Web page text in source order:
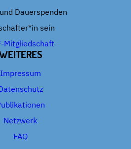
Dauerspenden
sein
Mitgliedschaft
Impressum
Netzwerk
FAQ